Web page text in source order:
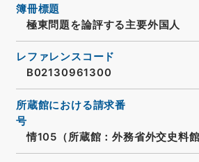
簿冊標題
極東問題を論評する主要外国人
レファレンスコード
B02130961300
所蔵館における請求番
号
情105（所蔵館：外務省外交史料館